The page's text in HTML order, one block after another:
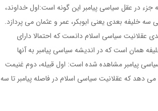
جزء در عقل سیاسی پیامبر این گونه است:اول خداوند،
خلیفه بعدی یعنی ابوبکر، عمر و عثمان می پردازد.
عقلانیت سیاسی اسلام دانست که احتمالا دارای
همان است که در اندیشه سیاسی پیامبر به آنها
پیامبر مشاهده شده است: اول قبیله، دوم غنیمت
دهد که عقلانیت سیاسی اسلام در فاصله پیامبر تا سه